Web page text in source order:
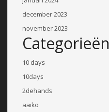
december 2023
november 2023
Categorieën
10 days
10days
2dehands
aaiko